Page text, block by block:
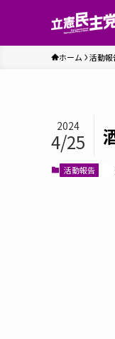
ホーム 活動報
2024
4/25
活動報告